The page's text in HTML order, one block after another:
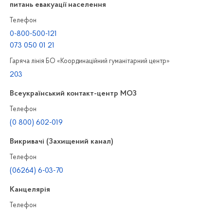
питань евакуації населення
Телефон
0-800-500-121
073 050 01 21
Гаряча лінія БО «Координаційний гуманітарний центр»
203
Всеукраїнський контакт-центр МОЗ
Телефон
(0 800) 602-019
Викривачі (Захищений канал)
Телефон
(06264) 6-03-70
Канцелярiя
Телефон